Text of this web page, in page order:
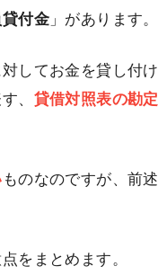
付金 」があります。
してお金を貸し付け
、 貸借対照表の勘定
ものなのですが、前述
をまとめます。